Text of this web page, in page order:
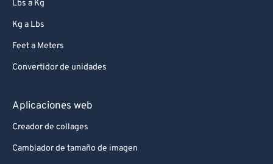
Lbs a Kg
Kg a Lbs
Feet a Meters
Convertidor de unidades
Aplicaciones web
Creador de collages
Cambiador de tamaño de imagen